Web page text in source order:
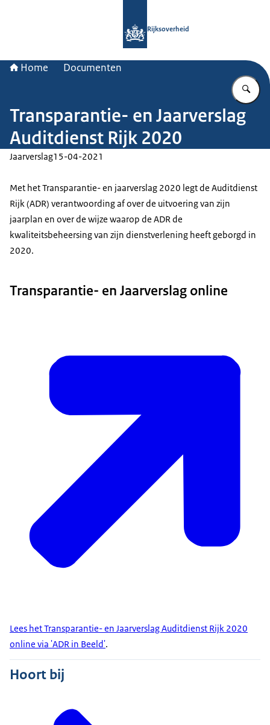
Rijksoverheid
Home Documenten
Transparantie- en Jaarverslag
Auditdienst Rijk 2020
Jaarverslag15-04-2021
Met het Transparantie- en jaarverslag 2020 legt de Auditdienst
Rijk (ADR) verantwoording af over de uitvoering van zijn
jaarplan en over de wijze waarop de ADR de
kwaliteitsbeheersing van zijn dienstverlening heeft geborgd in
2020.
Transparantie- en Jaarverslag online
Lees het Transparantie- en Jaarverslag Auditdienst Rijk 2020
online via 'ADR in Beeld'.
Hoort bij